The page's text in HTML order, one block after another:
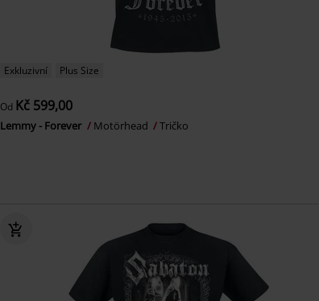
Exkluzivní Plus Size
Od Kč 599,00
Lemmy - Forever Motörhead Tričko